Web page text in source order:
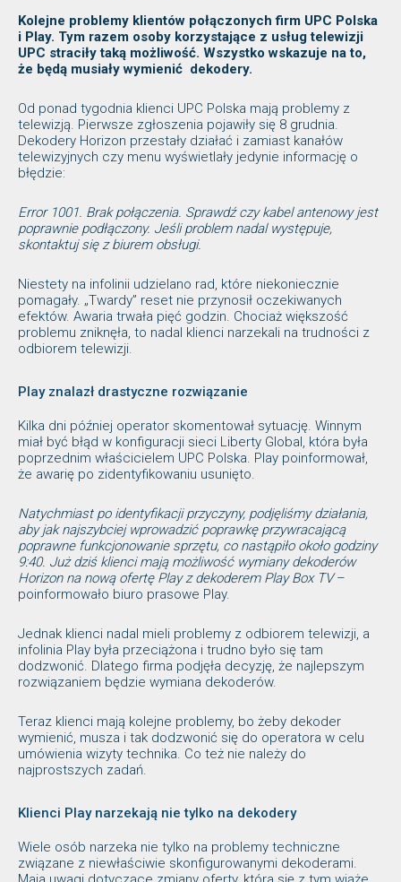
Kolejne problemy klientów połączonych firm UPC Polska
i Play. Tym razem osoby korzystające z usług telewizji
UPC straciły taką możliwość. Wszystko wskazuje na to,
że będą musiały wymienić dekodery.
Od ponad tygodnia klienci UPC Polska mają problemy z
telewizją. Pierwsze zgłoszenia pojawiły się 8 grudnia.
Dekodery Horizon przestały działać i zamiast kanałów
telewizyjnych czy menu wyświetlały jedynie informację o
błędzie:
Error 1001. Brak połączenia. Sprawdź czy kabel antenowy jest
poprawnie podłączony. Jeśli problem nadal występuje,
skontaktuj się z biurem obsługi.
Niestety na infolinii udzielano rad, które niekoniecznie
pomagały. „Twardy” reset nie przynosił oczekiwanych
efektów. Awaria trwała pięć godzin. Chociaż większość
problemu zniknęła, to nadal klienci narzekali na trudności z
odbiorem telewizji.
Play znalazł drastyczne rozwiązanie
Kilka dni później operator skomentował sytuację. Winnym
miał być błąd w konfiguracji sieci Liberty Global, która była
poprzednim właścicielem UPC Polska. Play poinformował,
że awarię po zidentyfikowaniu usunięto.
Natychmiast po identyfikacji przyczyny, podjęliśmy działania,
aby jak najszybciej wprowadzić poprawkę przywracającą
poprawne funkcjonowanie sprzętu, co nastąpiło około godziny
9:40. Już dziś klienci mają możliwość wymiany dekoderów
Horizon na nową ofertę Play z dekoderem Play Box TV–
poinformowało biuro prasowe Play.
Jednak klienci nadal mieli problemy z odbiorem telewizji, a
infolinia Play była przeciążona i trudno było się tam
dodzwonić. Dlatego firma podjęła decyzję, że najlepszym
rozwiązaniem będzie wymiana dekoderów.
Teraz klienci mają kolejne problemy, bo żeby dekoder
wymienić, musza i tak dodzwonić się do operatora w celu
umówienia wizyty technika. Co też nie należy do
najprostszych zadań.
Klienci Play narzekają nie tylko na dekodery
Wiele osób narzeka nie tylko na problemy techniczne
związane z niewłaściwie skonfigurowanymi dekoderami.